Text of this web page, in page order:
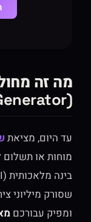
מה זה
(Business Name Generator)?
עד היום, מציאת
מוחות או תשלום
שסורק מיליוני
ומפיק עבורכם